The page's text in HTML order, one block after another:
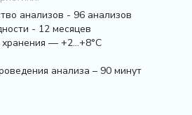
анализов - 96 анализов
- 12 месяцев
хранения — +2…+8°С
анализа – 90 минут